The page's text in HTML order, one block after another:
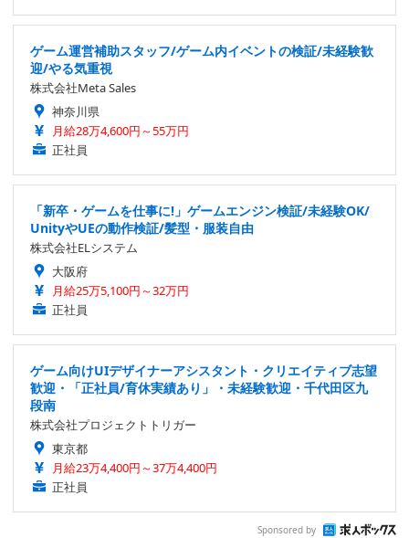
ゲーム運営補助スタッフ/ゲーム内イベントの検証/未経験歓
迎/やる気重視
株式会社Meta Sales
神奈川県
月給28万4,600円～55万円
正社員
「新卒・ゲームを仕事に!」ゲームエンジン検証/未経験OK/
UnityやUEの動作検証/髪型・服装自由
株式会社ELシステム
大阪府
月給25万5,100円～32万円
正社員
ゲーム向けUIデザイナーアシスタント・クリエイティブ志望
歓迎・「正社員/育休実績あり」・未経験歓迎・千代田区九
段南
株式会社プロジェクトトリガー
東京都
月給23万4,400円～37万4,400円
正社員
Sponsored by